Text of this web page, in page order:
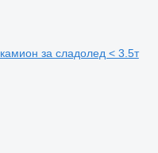
камион за сладолед < 3.5т